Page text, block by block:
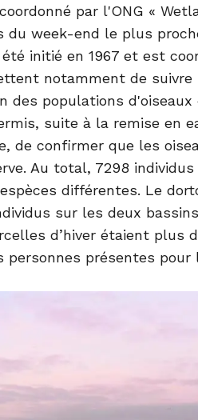
par l'ONG «
week-end le plus
initié en 1967 et est
notamment de
des populations d'oiseaux
suite à la remise en
de confirmer que les
Au total, 7298
différentes. Le
sur les deux
d’hiver étaient plus
personnes présentes pour